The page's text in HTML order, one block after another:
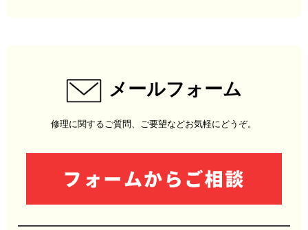
メールフォーム
修理に関するご質問、ご要望などお気軽にどうぞ。